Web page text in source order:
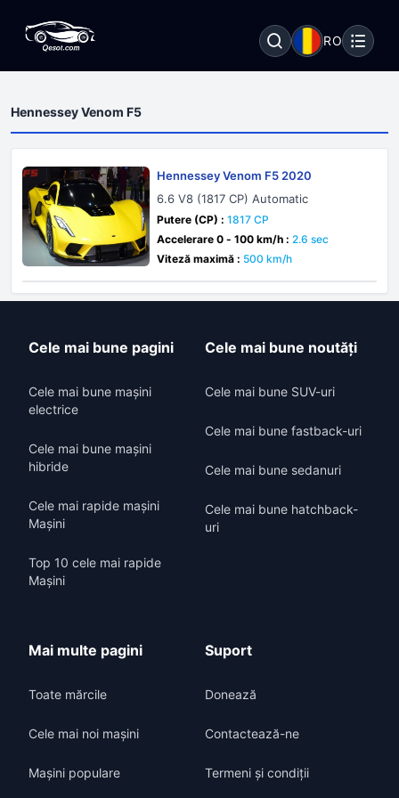
RO
Hennessey Venom F5
Hennessey Venom F5 2020
6.6 V8 (1817 CP) Automatic
Putere (CP) : 1817 CP
Accelerare 0 - 100 km/h : 2.6 sec
Viteză maximă : 500 km/h
Cele mai bune pagini
Cele mai bune mașini
electrice
Cele mai bune mașini
hibride
Cele mai rapide mașini
Mașini
Top 10 cele mai rapide
Mașini
Cele mai bune noutăți
Cele mai bune SUV-uri
Cele mai bune fastback-uri
Cele mai bune sedanuri
Cele mai bune hatchback-
uri
Mai multe pagini
Toate mărcile
Cele mai noi mașini
Mașini populare
Suport
Donează
Contactează-ne
Termeni și condiții